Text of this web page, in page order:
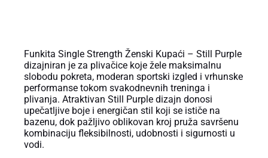
Funkita Single Strength Ženski Kupaći – Still Purple
dizajniran je za plivačice koje žele maksimalnu
slobodu pokreta, moderan sportski izgled i vrhunske
performanse tokom svakodnevnih treninga i
plivanja. Atraktivan Still Purple dizajn donosi
upečatljive boje i energičan stil koji se ističe na
bazenu, dok pažljivo oblikovan kroj pruža savršenu
kombinaciju fleksibilnosti, udobnosti i sigurnosti u
vodi.